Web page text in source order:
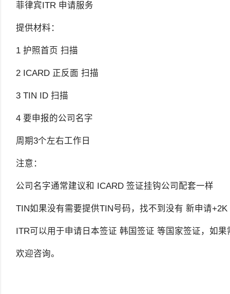
菲律宾ITR 申请服务
提供材料：
1 护照首页 扫描
2 ICARD 正反面 扫描
3 TIN ID 扫描
4 要申报的公司名字
周期3个左右工作日
注意：
公司名字通常建议和 ICARD 签证挂钩公司配套一样
TIN如果没有需要提供TIN号码，找不到没有 新申请+2K
ITR可以用于申请日本签证 韩国签证 等国家签证，如
欢迎咨询。